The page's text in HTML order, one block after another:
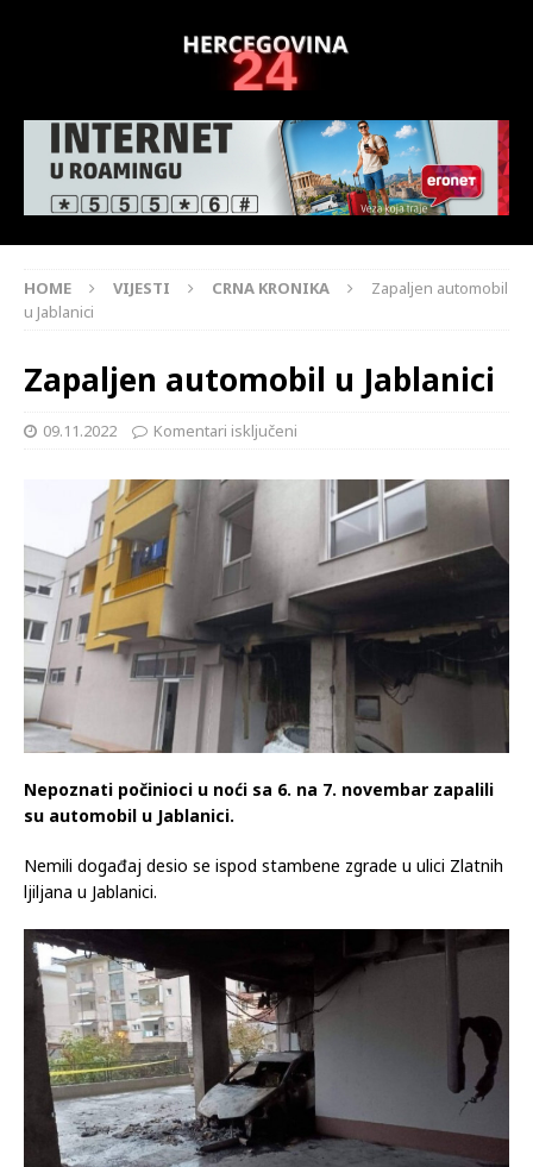
HOME VIJESTI CRNA KRONIKA
Zapaljen automobil
u Jablanici
Zapaljen automobil u Jablanici
09.11.2022 Komentari isključeni
Nepoznati počinioci u noći sa 6. na 7. novembar zapalili
su automobil u Jablanici.
Nemili događaj desio se ispod stambene zgrade u ulici Zlatnih
ljiljana u Jablanici.